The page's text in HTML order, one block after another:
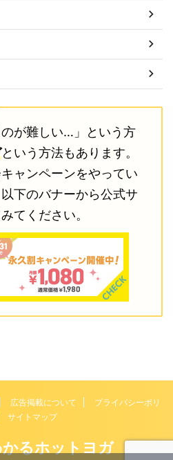
のが難しい…」という方
という方法もあります。
ャンペーンをやってい
下のバナーから公式サ
てください。
広告掲載について
プライバシーポリ
サイトマップ
るホットヨガ